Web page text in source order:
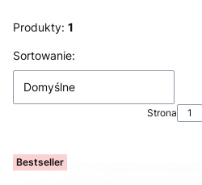
Produkty: 1
Lista produktów
Sortowanie:
Domyślne
Strona
Bestseller